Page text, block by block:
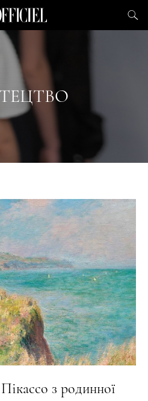
з родинної